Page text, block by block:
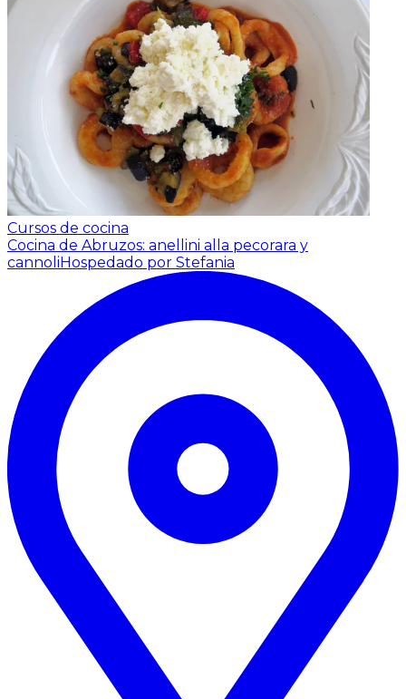
Cursos de cocina
Cocina de Abruzos: anellini alla pecorara y
cannoliHospedado por Stefania